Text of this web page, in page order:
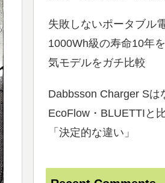
失敗しないポータブル
1000Wh級の寿命10年
気モデルをガチ比較
Dabbsson Charger Sは
EcoFlow・BLUETTIと
「決定的な違い」